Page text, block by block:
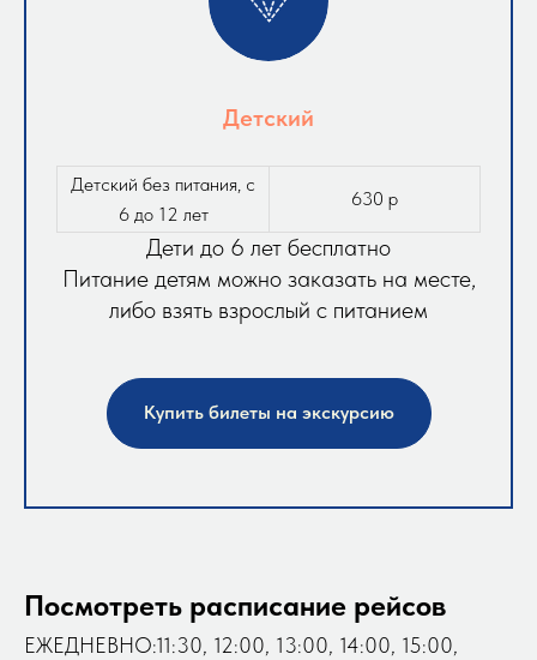
Детский
Детский без питания, с
6 до 12 лет
630 р
Дети до 6 лет бесплатно
Питание детям можно заказать на месте,
либо взять взрослый с питанием
Купить билеты на экскурсию
Посмотреть расписание рейсов
ЕЖЕДНЕВНО:11:30, 12:00, 13:00, 14:00, 15:00,